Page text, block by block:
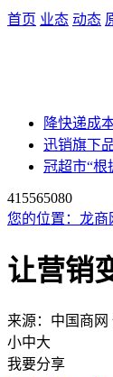
首页 业态 动态
降快递成
迅销旗下
冠超市“根
415565080
您的位置： 龙商
让营销
来源：中国商网
小中大
我要分享